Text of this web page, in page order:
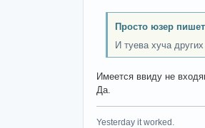
Просто юзер
И туева хуча других
Имеется ввиду не
Да.
Yesterday it worked.